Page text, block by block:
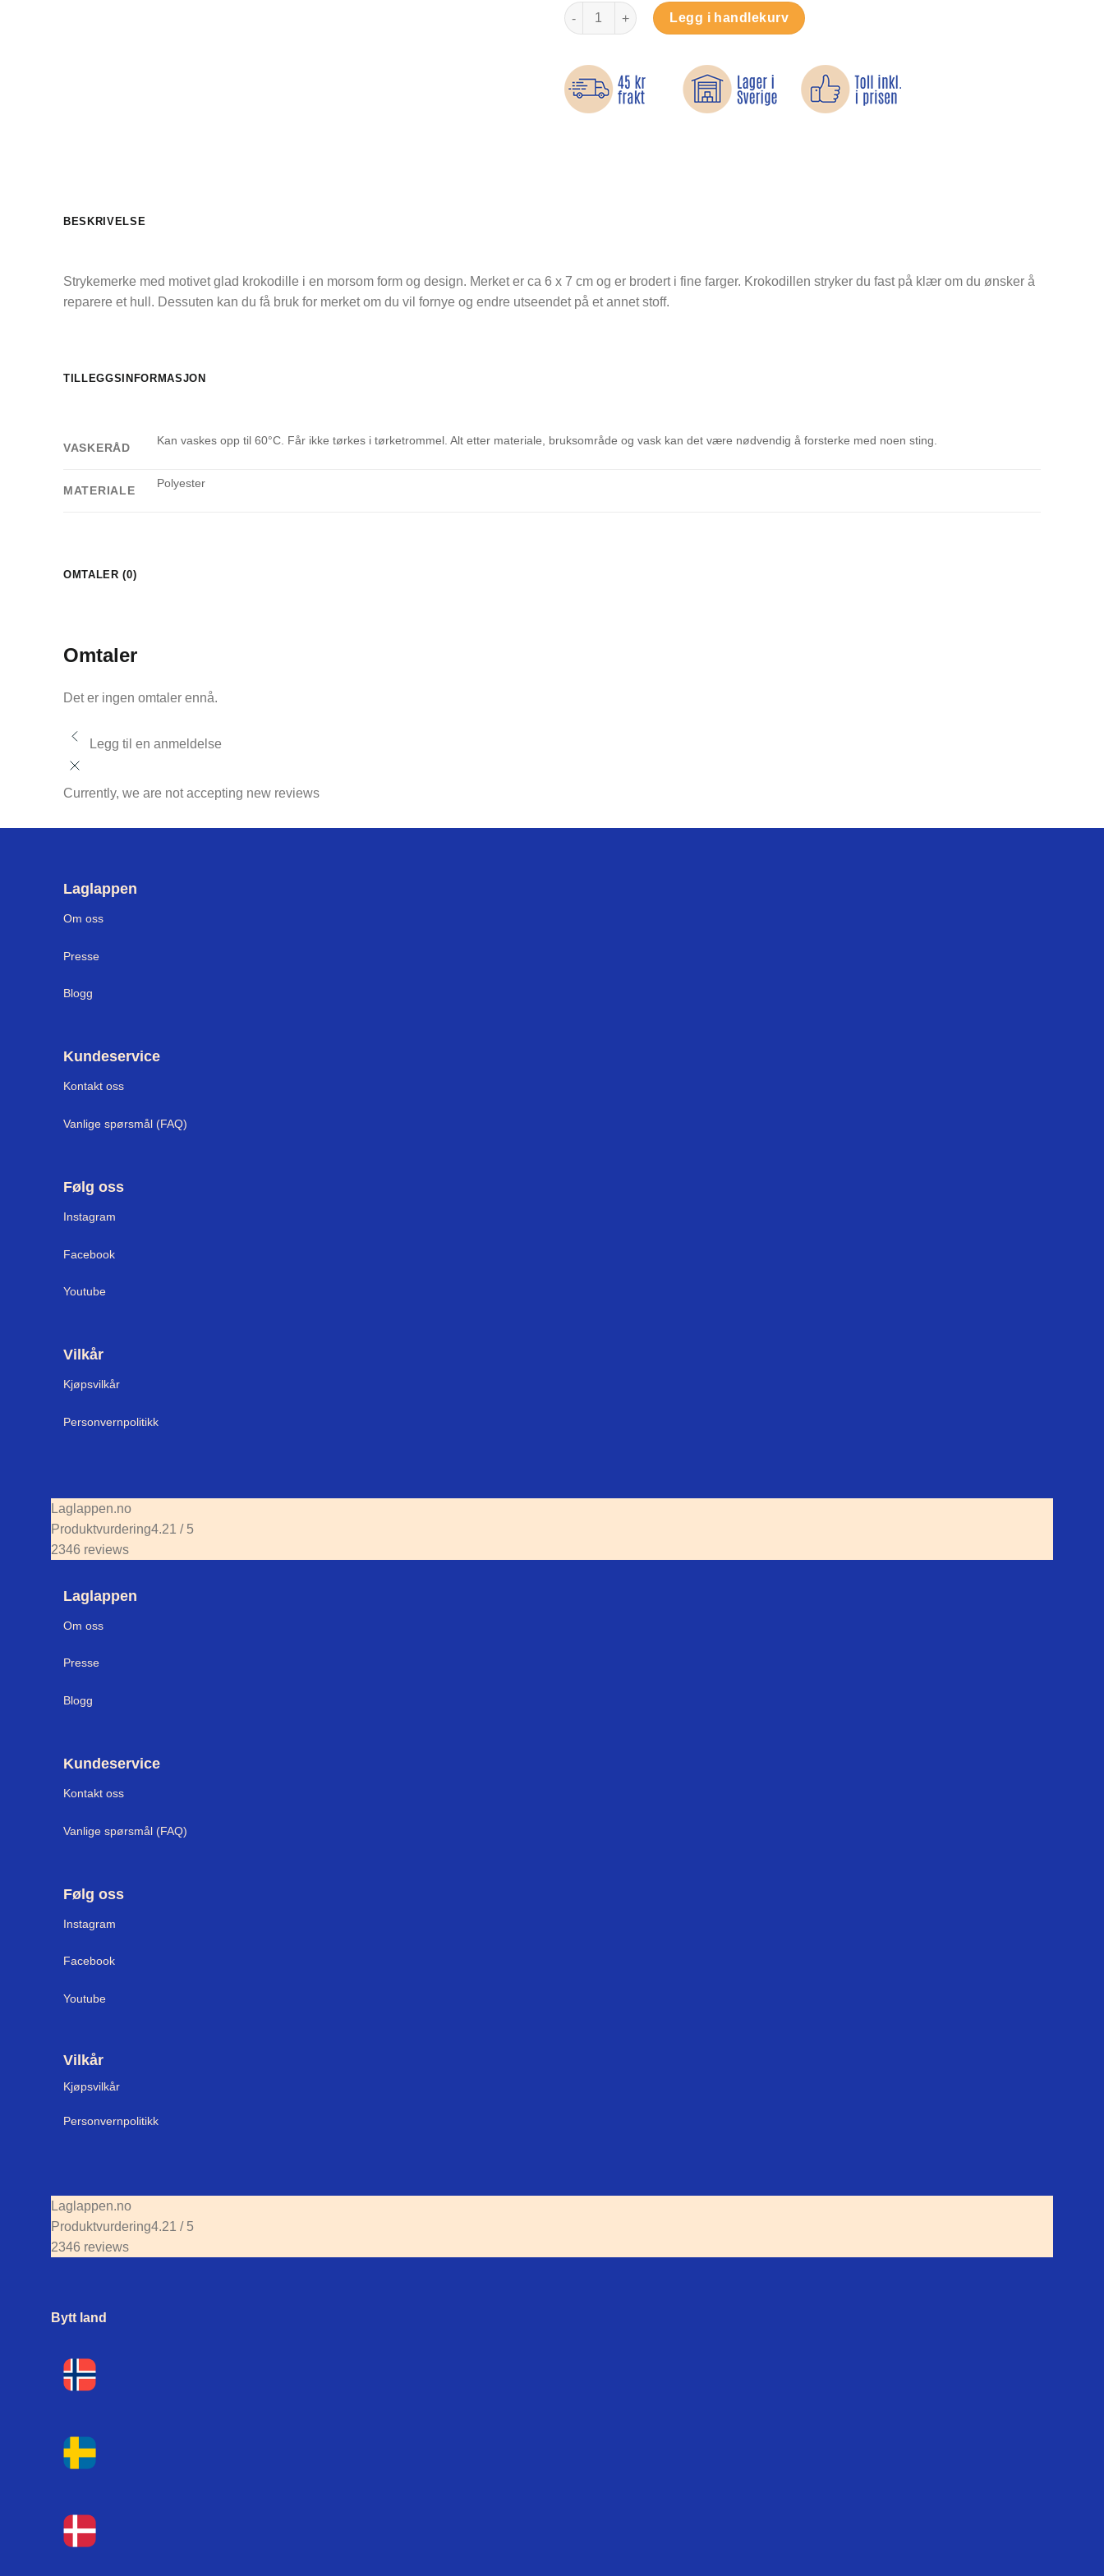
Glad krokodille - Strykemerke antall
Legg i handlekurv
BESKRIVELSE
Strykemerke med motivet glad krokodille i en morsom form og design. Merket er ca 6 x 7 cm og er brodert i fine farger. Krokodillen stryker du fast på klær om du ønsker å
reparere et hull. Dessuten kan du få bruk for merket om du vil fornye og endre utseendet på et annet stoff.
TILLEGGSINFORMASJON
VASKERÅD
Kan vaskes opp til 60°C. Får ikke tørkes i tørketrommel. Alt etter materiale, bruksområde og vask kan det være nødvendig å forsterke med noen sting.
MATERIALE
Polyester
OMTALER (0)
Omtaler
Det er ingen omtaler ennå.
Legg til en anmeldelse
Currently, we are not accepting new reviews
Laglappen
Om oss
Presse
Blogg
Kundeservice
Kontakt oss
Vanlige spørsmål (FAQ)
Følg oss
Instagram
Facebook
Youtube
Vilkår
Kjøpsvilkår
Personvernpolitikk
Laglappen.no
Produktvurdering4.21 / 5
2346 reviews
Laglappen
Om oss
Presse
Blogg
Kundeservice
Kontakt oss
Vanlige spørsmål (FAQ)
Følg oss
Instagram
Facebook
Youtube
Vilkår
Kjøpsvilkår
Personvernpolitikk
Laglappen.no
Produktvurdering4.21 / 5
2346 reviews
Bytt land